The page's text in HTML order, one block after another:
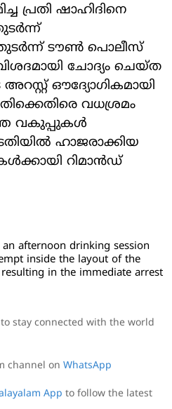
പ്രതി ഷാഹിദിനെ
ടൗൺ പൊലീസ്
ചോദ്യം ചെയ്ത
ഔദ്യോഗികമായി
വധശ്രമം
വകുപ്പുകൾ
ഹാജരാക്കിയ
റിമാൻഡ്
afternoon drinking session
inside the layout of the
resulting in the immediate arrest
to stay connected with the world
channel on WhatsApp
App to follow the latest